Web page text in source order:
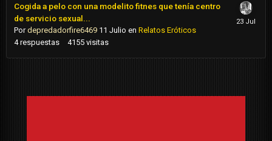
Cogida a pelo con una modelito fitnes que tenía centro
de servicio sexual...
Pordepredadorfire6469 11 Julio en Relatos Eróticos
4 respuestas 4155 visitas